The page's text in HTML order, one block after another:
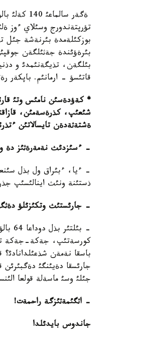
ةگةر
تؤرپتةندورج وسئلاي ءوز
بئرةؤئندة جةثئلگةن
بئلگةن، تذيگةنئمدئ و
قاتئسؤ - ارمانئم. باپكةر
*
شئعئپ، كذرةسةمئن،
ةشتةثةدةن تايسالاتئن
- ءسئزدئث نةمةرةثئز دة
- ءيا، ءبئراق ول بذل
ذستئنة ونئث اينالئسئپ
- جارئستئث وتكئزئلؤ
كورسةتئپ، جةكة-جةكة
باسقا نةمةن
جارئسقا دةيئنگئ
جئلئ وسئ ماسةلة قولعا
- اثگئمةثئزگة راحمةت!
جاندوس بايدئلدا